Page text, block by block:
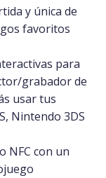
y única de
favoritos
para
grabador de
usar tus
Nintendo 3DS
NFC con un